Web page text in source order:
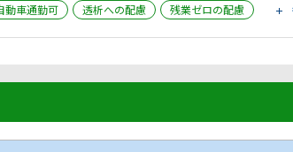
動車通勤可 透析への配慮 残業ゼロの配慮